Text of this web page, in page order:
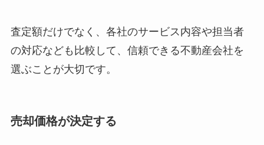
査定額だけでなく、各社のサービス内容や担当者
の対応なども比較して、信頼できる不動産会社を
選ぶことが大切です。
売却価格が決定する